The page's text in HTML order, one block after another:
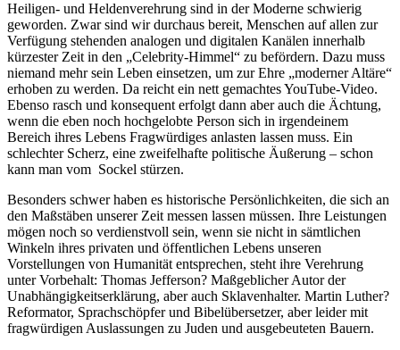
Heiligen- und Heldenverehrung sind in der Moderne schwierig
geworden. Zwar sind wir durchaus bereit, Menschen auf allen zur
Verfügung stehenden analogen und digitalen Kanälen innerhalb
kürzester Zeit in den „Celebrity-Himmel“ zu befördern. Dazu muss
niemand mehr sein Leben einsetzen, um zur Ehre „moderner Altäre“
erhoben zu werden. Da reicht ein nett gemachtes YouTube-Video.
Ebenso rasch und konsequent erfolgt dann aber auch die Ächtung,
wenn die eben noch hochgelobte Person sich in irgendeinem
Bereich ihres Lebens Fragwürdiges anlasten lassen muss. Ein
schlechter Scherz, eine zweifelhafte politische Äußerung – schon
kann man vom Sockel stürzen.
Besonders schwer haben es historische Persönlichkeiten, die sich an
den Maßstäben unserer Zeit messen lassen müssen. Ihre Leistungen
mögen noch so verdienstvoll sein, wenn sie nicht in sämtlichen
Winkeln ihres privaten und öffentlichen Lebens unseren
Vorstellungen von Humanität entsprechen, steht ihre Verehrung
unter Vorbehalt: Thomas Jefferson? Maßgeblicher Autor der
Unabhängigkeitserklärung, aber auch Sklavenhalter. Martin Luther?
Reformator, Sprachschöpfer und Bibelübersetzer, aber leider mit
fragwürdigen Auslassungen zu Juden und ausgebeuteten Bauern.